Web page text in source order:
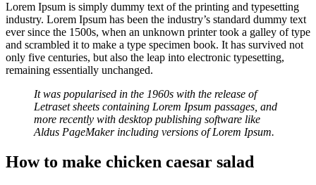
Lorem Ipsum is simply dummy text of the printing and typesetting
industry. Lorem Ipsum has been the industry’s standard dummy text
ever since the 1500s, when an unknown printer took a galley of type
and scrambled it to make a type specimen book. It has survived not
only five centuries, but also the leap into electronic typesetting,
remaining essentially unchanged.
It was popularised in the 1960s with the release of
Letraset sheets containing Lorem Ipsum passages, and
more recently with desktop publishing software like
Aldus PageMaker including versions of Lorem Ipsum.
How to make chicken caesar salad